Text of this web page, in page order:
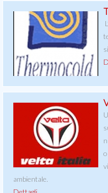
ambientale.